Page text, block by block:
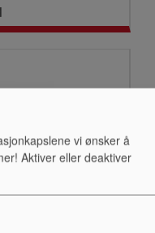
vi ønsker å
Aktiver eller deaktiver